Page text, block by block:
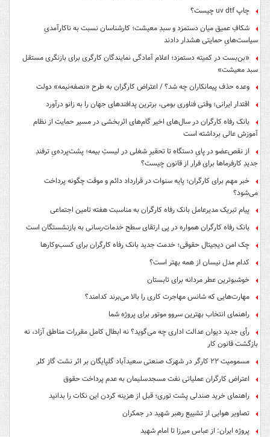
چاپ uv dtf چیست؟
شکافِ عمیق میان دستمزد و سبدِ معیشت؛ کارشناسان نسبت به ناکارآمدیِ
سیاست‌هایِ حمایتی هشدار دادند
«بن‌بست در کمیته دستمزد؛ اعلام آمادگی نمایندگان کارگری برای بازنگری مستقل
سبد معیشت»
وعده حذف پیمانکاران چه شد؟ / اعتراض کارگران به طرح «نصفه‌نیمه» دولت
اقتدار ایرانی؛ وقتی فناوری بومی، برترین پدافندهای جهان را به زانو درآورد
بانک رفاه کارگران در سال‌های اخیر گام‌های اثربخشی در مسیر حمایت از نظام
آموزش عالی برداشته است
از نقص‌عضو در پایِ دستگاه تا تحقیرِ شغلی در لیستِ بیمه؛ پشت‌پرده‌یِ ترفندِ
جدیدِ کارفرماها برای فرار از قانون چیست؟
خبر مهم برای کارگران؛ پایه سنوات در قرارداد دائم و موقت چگونه پرداخت
می‌شود؟
پیام تبریک مدیرعامل بانک رفاه کارگران به مناسبت هفته تامین اجتماعی
بانک رفاه کارگران همواره در پی ارتقای سطح خدمات‌رسانی به بازنشستگان است
چک امن دیجیتال حقوقی؛ خدمت جدید بانک رفاه کارگران برای کسب‌وکارها
کدام مدل نیسان از همه بهتر است؟
خوشبوترین عطر مردانه برای تابستان
مهارت‌هایی که شانس مهاجرت کاری را بالا می‌برند کدامند؟
راهنمای انتخاب بهترین سروو موتور برای پروژه شما
رأی جدید دیوان عدالت اداری چه می‌گوید؟ نه ابطال کامل مقررات مناطق آزاد، نه
بازگشت قانون کار
مسمومیت ۲۲ کارگر در شهرک صنعتی سعیدآباد گلپایگان بر اثر نشت گاز کلر
اعتراض کارگران عملیاتی نفت مسجدسلیمان به عدم پرداخت حقوق
راهنمای خرید صندلی پشت توری؛ قبل از هزینه کردن این نکات را بدانید
تصاویر هوایی از تشییع رهبر شهید در جمکران
پروژه ایران: از عباس میرزا تا امام شهید